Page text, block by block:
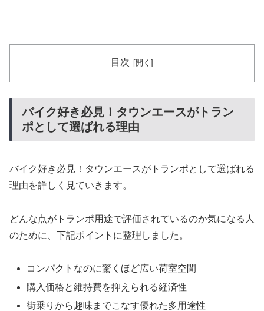
目次
バイク好き必見！タウンエースがトラン
ポとして選ばれる理由
バイク好き必見！タウンエースがトランポとして選ばれる
理由を詳しく見ていきます。
どんな点がトランポ用途で評価されているのか気になる人
のために、下記ポイントに整理しました。
コンパクトなのに驚くほど広い荷室空間
購入価格と維持費を抑えられる経済性
街乗りから趣味までこなす優れた多用途性